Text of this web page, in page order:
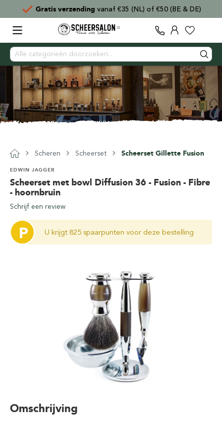
Gratis verzending vanaf €35 (NL) of €50 (BE & DE)
Scheren Scheerset Scheerset Gillette Fusion
Scheerset met bowl Diffusion 36 - Fusion - Fibre
- hoornbruin
EDWIN JAGGER
Schrijf een review
P U krijgt 825 spaarpunten voor deze bestelling
Omschrijving